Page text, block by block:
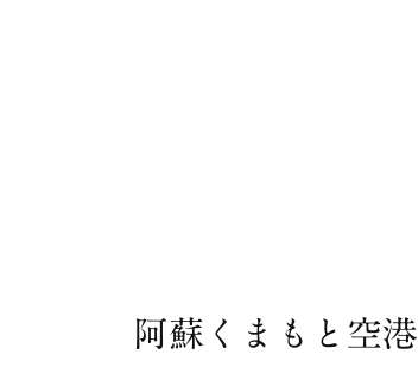
阿蘇くまもと空港